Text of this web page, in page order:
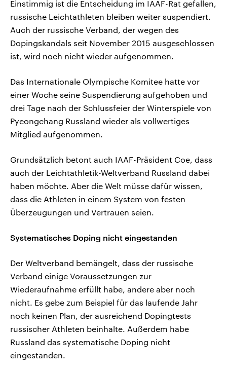
Einstimmig ist die Entscheidung im IAAF-Rat gefallen,
russische Leichtathleten bleiben weiter suspendiert.
Auch der russische Verband, der wegen des
Dopingskandals seit November 2015 ausgeschlossen
ist, wird noch nicht wieder aufgenommen.
Das Internationale Olympische Komitee hatte vor
einer Woche seine Suspendierung aufgehoben und
drei Tage nach der Schlussfeier der Winterspiele von
Pyeongchang Russland wieder als vollwertiges
Mitglied aufgenommen.
Grundsätzlich betont auch IAAF-Präsident Coe, dass
auch der Leichtathletik-Weltverband Russland dabei
haben möchte. Aber die Welt müsse dafür wissen,
dass die Athleten in einem System von festen
Überzeugungen und Vertrauen seien.
Systematisches Doping nicht eingestanden
Der Weltverband bemängelt, dass der russische
Verband einige Voraussetzungen zur
Wiederaufnahme erfüllt habe, andere aber noch
nicht. Es gebe zum Beispiel für das laufende Jahr
noch keinen Plan, der ausreichend Dopingtests
russischer Athleten beinhalte. Außerdem habe
Russland das systematische Doping nicht
eingestanden.